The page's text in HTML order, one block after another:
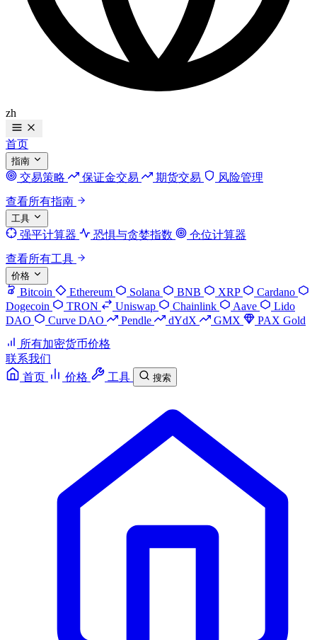
zh
首页
指南
交易策略 保证金交易 期货交易
风险管理
查看所有指南
工具
强平计算器 恐惧与贪婪指数
仓位计算器
查看所有工具
价格
Bitcoin Ethereum Solana BNB XRP
Cardano
Dogecoin
TRON Uniswap Chainlink Aave
Lido
DAO
Curve DAO Pendle dYdX GMX
PAX Gold
所有加密货币价格
联系我们
首页
价格 工具 搜索